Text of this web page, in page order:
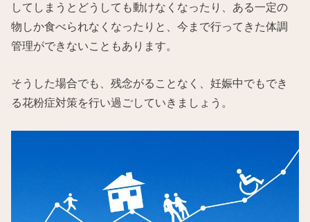
してしまうとどうしても動けなくなったり、ある一定の
物しか食べられなくなったりと、今まで行ってきた体調
管理ができないこともあります。
そうした場合でも、残念がることなく、妊娠中でもでき
る花粉症対策を行い過ごしていきましょう。